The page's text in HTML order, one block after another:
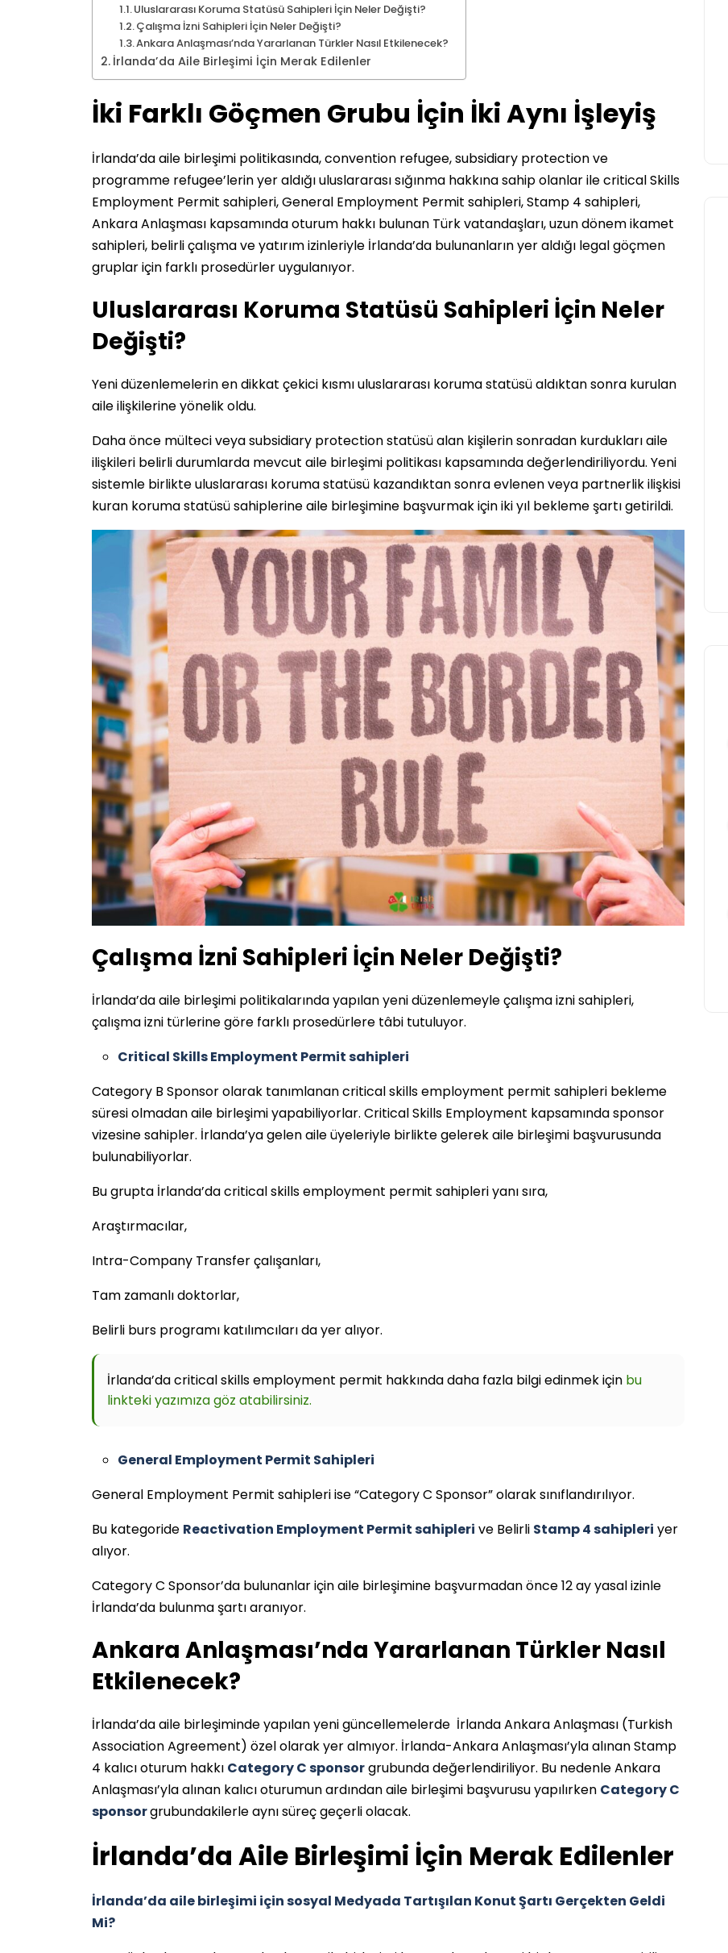
Uluslararası Koruma Statüsü Sahipleri İçin Neler Değişti?
Çalışma İzni Sahipleri İçin Neler Değişti?
Ankara Anlaşması’nda Yararlanan Türkler Nasıl Etkilenecek?
İrlanda’da Aile Birleşimi İçin Merak Edilenler
İki Farklı Göçmen Grubu İçin İki Aynı İşleyiş
İrlanda’da aile birleşimi politikasında, convention refugee, subsidiary protection ve
programme refugee’lerin yer aldığı uluslararası sığınma hakkına sahip olanlar ile critical Skills
Employment Permit sahipleri, General Employment Permit sahipleri, Stamp 4 sahipleri,
Ankara Anlaşması kapsamında oturum hakkı bulunan Türk vatandaşları, uzun dönem ikamet
sahipleri, belirli çalışma ve yatırım izinleriyle İrlanda’da bulunanların yer aldığı legal göçmen
gruplar için farklı prosedürler uygulanıyor.
Uluslararası Koruma Statüsü Sahipleri İçin Neler
Değişti?
Yeni düzenlemelerin en dikkat çekici kısmı uluslararası koruma statüsü aldıktan sonra kurulan
aile ilişkilerine yönelik oldu.
Daha önce mülteci veya subsidiary protection statüsü alan kişilerin sonradan kurdukları aile
ilişkileri belirli durumlarda mevcut aile birleşimi politikası kapsamında değerlendiriliyordu. Yeni
sistemle birlikte uluslararası koruma statüsü kazandıktan sonra evlenen veya partnerlik ilişkisi
kuran koruma statüsü sahiplerine aile birleşimine başvurmak için iki yıl bekleme şartı getirildi.
Çalışma İzni Sahipleri İçin Neler Değişti?
İrlanda’da aile birleşimi politikalarında yapılan yeni düzenlemeyle çalışma izni sahipleri,
çalışma izni türlerine göre farklı prosedürlere tâbi tutuluyor.
Critical Skills Employment Permit sahipleri
Category B Sponsor olarak tanımlanan critical skills employment permit sahipleri bekleme
süresi olmadan aile birleşimi yapabiliyorlar. Critical Skills Employment kapsamında sponsor
vizesine sahipler. İrlanda’ya gelen aile üyeleriyle birlikte gelerek aile birleşimi başvurusunda
bulunabiliyorlar.
Bu grupta İrlanda’da critical skills employment permit sahipleri yanı sıra,
Araştırmacılar,
Intra-Company Transfer çalışanları,
Tam zamanlı doktorlar,
Belirli burs programı katılımcıları da yer alıyor.
İrlanda’da critical skills employment permit hakkında daha fazla bilgi edinmek için bu
linkteki yazımıza göz atabilirsiniz.
General Employment Permit Sahipleri
General Employment Permit sahipleri ise “Category C Sponsor” olarak sınıflandırılıyor.
Bu kategoride Reactivation Employment Permit sahipleri ve Belirli Stamp 4 sahipleri yer
alıyor.
Category C Sponsor’da bulunanlar için aile birleşimine başvurmadan önce 12 ay yasal izinle
İrlanda’da bulunma şartı aranıyor.
Ankara Anlaşması’nda Yararlanan Türkler Nasıl
Etkilenecek?
İrlanda’da aile birleşiminde yapılan yeni güncellemelerde İrlanda Ankara Anlaşması (Turkish
Association Agreement) özel olarak yer almıyor. İrlanda-Ankara Anlaşması’yla alınan Stamp
4 kalıcı oturum hakkı Category C sponsorgrubunda değerlendiriliyor. Bu nedenle Ankara
Anlaşması’yla alınan kalıcı oturumun ardından aile birleşimi başvurusu yapılırken Category C
sponsorgrubundakilerle aynı süreç geçerli olacak.
İrlanda’da Aile Birleşimi İçin Merak Edilenler
İrlanda’da aile birleşimi için sosyal Medyada Tartışılan Konut Şartı Gerçekten Geldi
Mi?
Avrupa
2026 Dünya Kupası Maç
Programı
Yasir Baba 12 Haziran 2026